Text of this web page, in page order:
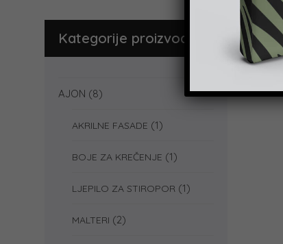
Kategorije proizvoda
AJON (8)
AKRILNE FASADE (1)
BOJE ZA KREČENJE (1)
LJEPILO ZA STIROPOR (1)
MALTERI (2)